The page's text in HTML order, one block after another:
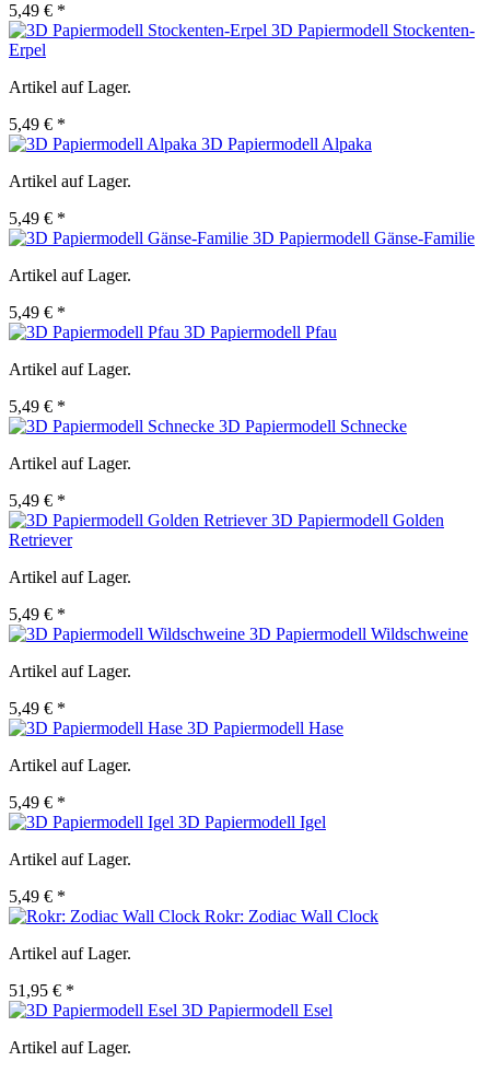
5,49 € *
3D Papiermodell Stockenten-
Erpel
Artikel auf Lager.
5,49 € *
3D Papiermodell Alpaka
Artikel auf Lager.
5,49 € *
3D Papiermodell Gänse-Familie
Artikel auf Lager.
5,49 € *
3D Papiermodell Pfau
Artikel auf Lager.
5,49 € *
3D Papiermodell Schnecke
Artikel auf Lager.
5,49 € *
3D Papiermodell Golden
Retriever
Artikel auf Lager.
5,49 € *
3D Papiermodell Wildschweine
Artikel auf Lager.
5,49 € *
3D Papiermodell Hase
Artikel auf Lager.
5,49 € *
3D Papiermodell Igel
Artikel auf Lager.
5,49 € *
Rokr: Zodiac Wall Clock
Artikel auf Lager.
51,95 € *
3D Papiermodell Esel
Artikel auf Lager.